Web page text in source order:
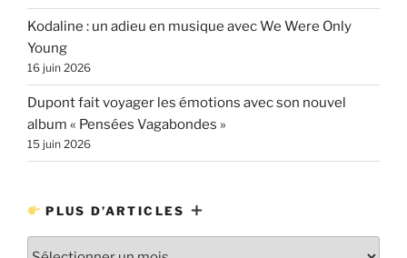
Kodaline : un adieu en musique avec We Were Only
Young
16 juin 2026
Dupont fait voyager les émotions avec son nouvel
album « Pensées Vagabondes »
15 juin 2026
PLUS D’ARTICLES